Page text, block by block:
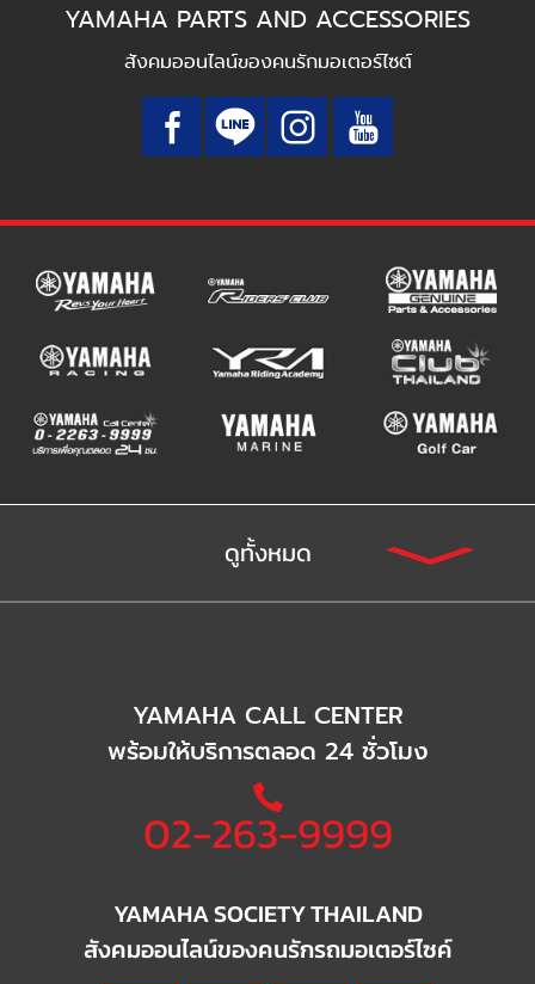
YAMAHA PARTS AND ACCESSORIES
สังคมออนไลน์ของคนรักมอเตอร์ไซต์
ดูทั้งหมด
YAMAHA CALL CENTER
พร้อมให้บริการตลอด 24 ชั่วโมง
02-263-9999
YAMAHA SOCIETY THAILAND
สังคมออนไลน์ของคนรักรถมอเตอร์ไซค์